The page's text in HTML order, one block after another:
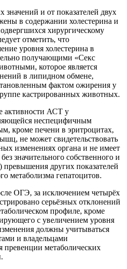
и от показателей двух
в содержании холестерина и
хирургическому
отметить, что
уровня холестерина в
получающими «Секс
которое является
в липидном обмене,
фактом ожирения у
кастрированных животных.
активности АСТ у
неспецифичным
кроме печени в эритроцитах,
не может свидетельствовать
изменениях органа и не имеет
значительного собственного и
превышения других показателей
метаболизма гепатоцитов.
ОГЭ, за исключением четырёх
серьёзных отклонений
профиле, кроме
с увеличением уровня
должны учитываться
и владельцами
превенции метаболических